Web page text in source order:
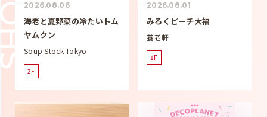
2026.08.06
海老と夏野菜の冷たいトム
ヤムクン
Soup Stock Tokyo
2F
2026.08.01
みるくピーチ大福
養老軒
1F